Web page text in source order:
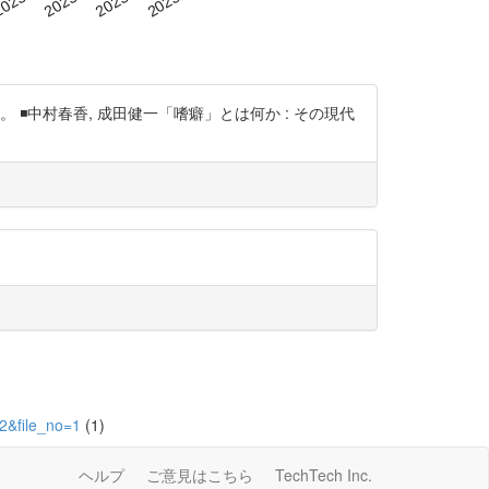
◾️中村春香, 成田健一「嗜癖」とは何か : その現代
(1)
ヘルプ ご意見はこちら TechTech Inc.